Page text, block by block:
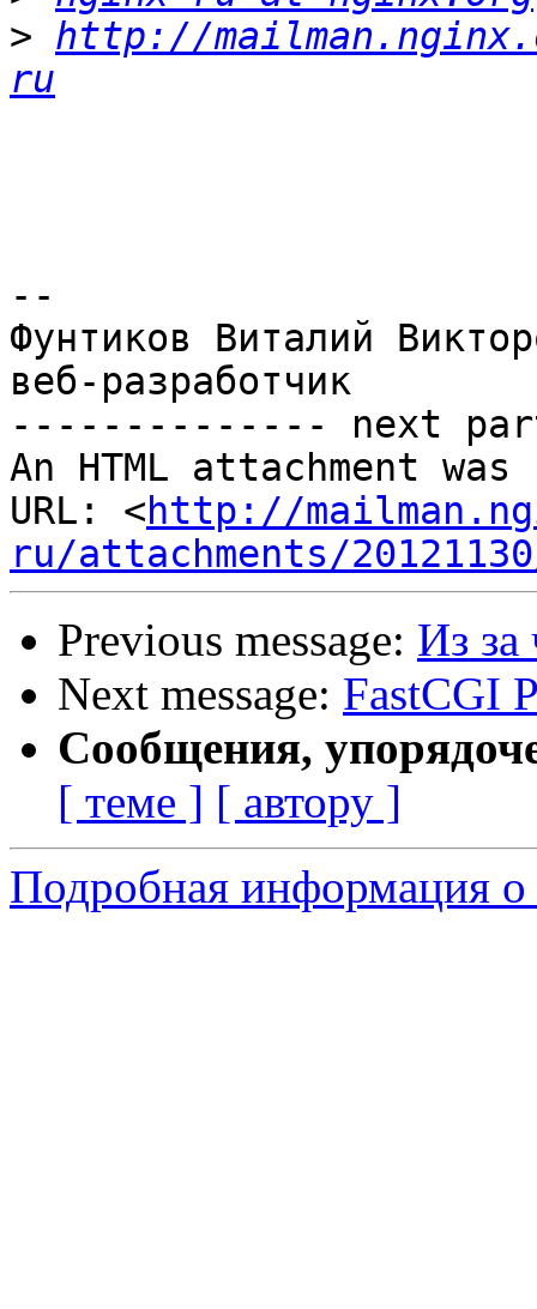
> http://
ru
--
Фунтиков Виталий
веб-разработчик
-------------- next
An HTML attachment
URL: <http://
ru/attachments/
Previous message: Из за
Next message: FastCGI
Сообщения,
[ теме ] [ автору ]
Подробная информация